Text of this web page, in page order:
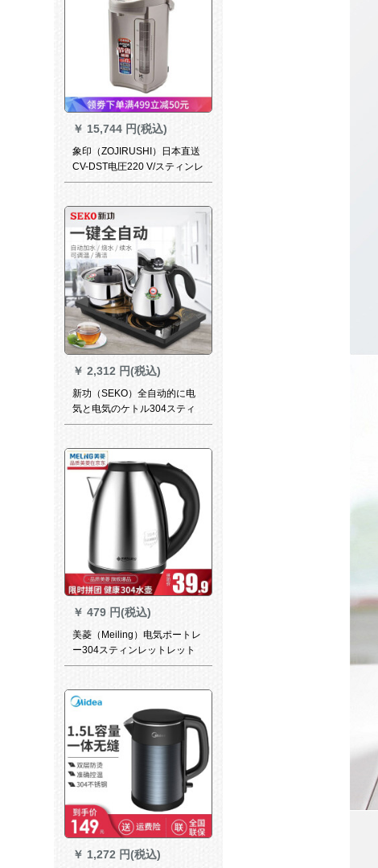
￥ 15,744 円(税込)
象印（ZOJIRUSHI）日本直送
CV-DST电圧220 V/スティンレ
ス真空保温3段制制御温度电気
￥ 2,312 円(税込)
新功（SEKO）全自动的に电
気と电気のケトル304スティ
ン电気のスープ沸かしのやか
ストブラF 90に上がります。
￥ 479 円(税込)
美菱（Meiling）电気ポートレ
ー304スティンレットレット
レット制の二阶建てのスープ
大容量304スティンレット制
のポートレート
￥ 1,272 円(税込)